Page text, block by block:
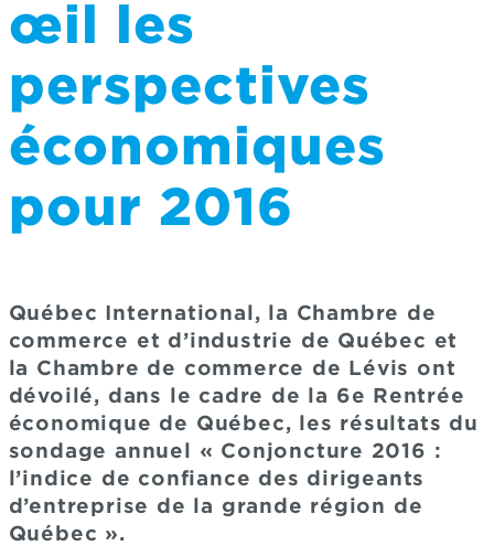
œil les
perspectives
économiques
pour 2016
Québec International, la Chambre de
commerce et d’industrie de Québec et
la Chambre de commerce de Lévis ont
dévoilé, dans le cadre de la 6e Rentrée
économique de Québec, les résultats du
sondage annuel « Conjoncture 2016 :
l’indice de confiance des dirigeants
d’entreprise de la grande région de
Québec ».